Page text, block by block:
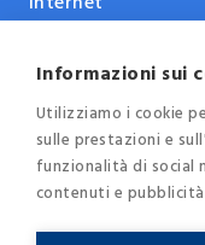
Tecnologie
Report,
Eventi e
News
Informazioni sui
Utilizziamo i cookie
sulle prestazioni e
funzionalità di social
contenuti e